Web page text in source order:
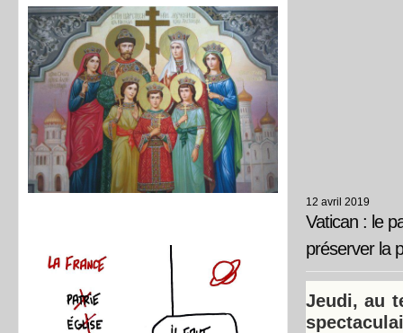
12 avril 2019
Vatican : le
préserver la
Jeudi, au